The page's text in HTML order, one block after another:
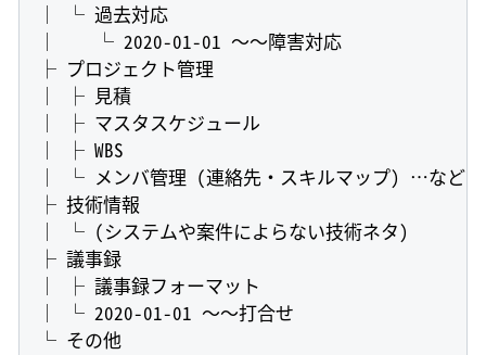
│ └ 過去対応
│    └ 2020-01-01 〜〜障害対応
├ プロジェクト管理
│ ├ 見積
│ ├ マスタスケジュール
│ ├ WBS
│ └ メンバ管理 (連絡先・スキルマップ) …など
├ 技術情報
│ └ (システムや案件によらない技術ネタ)
├ 議事録
│ ├ 議事録フォーマット
│ └ 2020-01-01 〜〜打合せ
└ その他